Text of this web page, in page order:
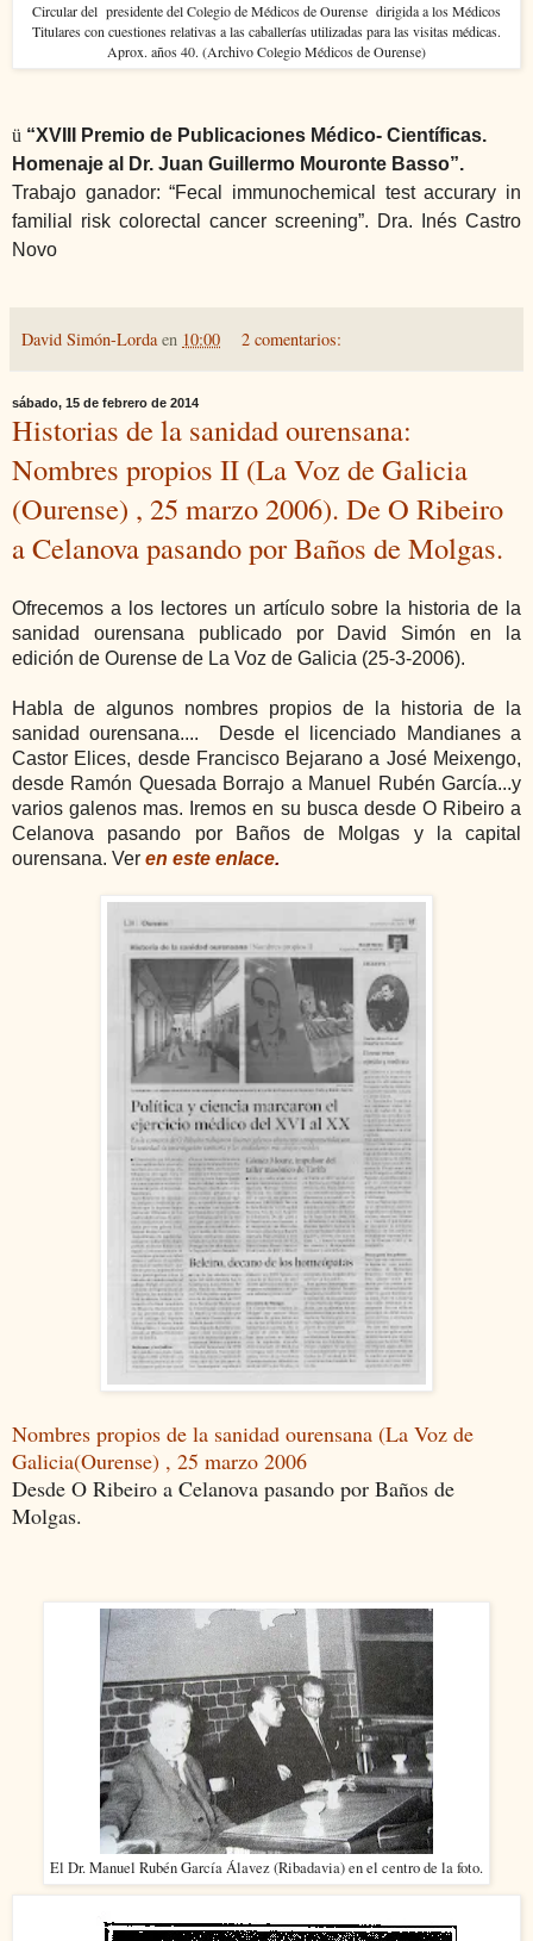
Circular del presidente del Colegio de Médicos de Ourense dirigida a los Médicos
Titulares con cuestiones relativas a las caballerías utilizadas para las visitas médicas.
Aprox. años 40. (Archivo Colegio Médicos de Ourense)
ü “XVIII Premio de Publicaciones Médico- Científicas.
Homenaje al Dr. Juan Guillermo Mouronte Basso”.
Trabajo ganador: “Fecal immunochemical test accurary in
familial risk colorectal cancer screening”. Dra. Inés Castro
Novo
David Simón-Lorda en 10:00 2 comentarios:
sábado, 15 de febrero de 2014
Historias de la sanidad ourensana:
Nombres propios II (La Voz de Galicia
(Ourense) , 25 marzo 2006). De O Ribeiro
a Celanova pasando por Baños de Molgas.
Ofrecemos a los lectores un artículo sobre la historia de la
sanidad ourensana publicado por David Simón en la
edición de Ourense de La Voz de Galicia (25-3-2006).
Habla de algunos nombres propios de la historia de la
sanidad ourensana....
Desde el licenciado Mandianes a
Castor Elices, desde Francisco Bejarano a José Meixengo,
desde Ramón Quesada Borrajo a Manuel Rubén García...y
varios galenos mas. Iremos en su busca desde O Ribeiro a
Celanova pasando por Baños de Molgas y la capital
ourensana. Ver en este enlace.
Nombres propios de la sanidad ourensana (La Voz de
Galicia(Ourense) , 25 marzo 2006
Desde O Ribeiro a Celanova pasando por Baños de
Molgas.
El Dr. Manuel Rubén García Álavez (Ribadavia) en el centro de la foto.